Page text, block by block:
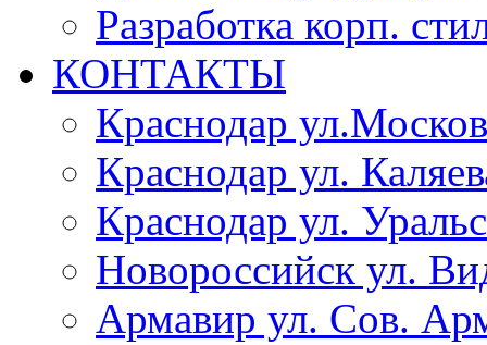
Разработка корп.
КОНТАКТЫ
Краснодар
Краснодар ул.
Краснодар ул.
Новороссийск ул.
Армавир ул. Сов.